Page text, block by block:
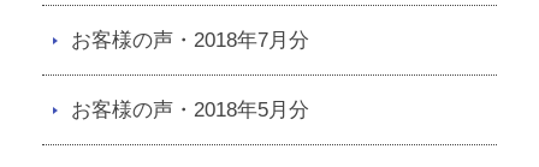
お客様の声・2018年7月分
お客様の声・2018年5月分